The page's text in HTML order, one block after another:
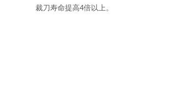
裁刀寿命提高4倍以上。